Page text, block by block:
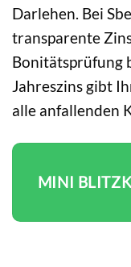
Darlehen. Bei
transparente
Bonitätsprüfung
Jahreszins gibt
alle anfallenden
MINI